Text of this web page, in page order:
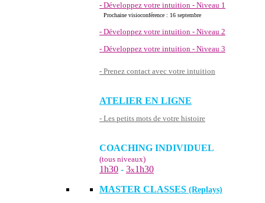
- Développez votre intuition - Niveau 1
Prochaine visioconférence : 16 septembre
- Développez votre intuition - Niveau 2
- Développez votre intuition - Niveau 3
- Prenez contact avec votre intuition
ATELIER EN LIGNE
- Les petits mots de votre histoire
COACHING INDIVIDUEL
(tous niveaux)
1h30 - 3x1h30
MASTER CLASSES (Replays)